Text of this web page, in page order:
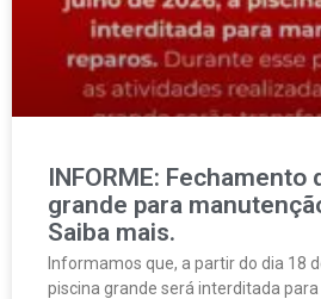
INFORME: Fechamento
grande para
Saiba mais.
Informamos que, a partir do dia 18
piscina grande será interditada